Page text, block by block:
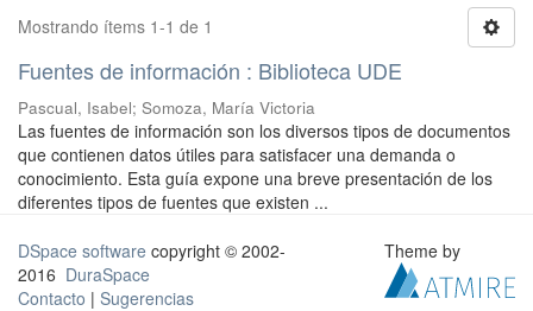
Mostrando ítems 1-1 de 1
Fuentes de información : Biblioteca UDE
Pascual, Isabel; Somoza, María Victoria
Las fuentes de información son los diversos tipos de documentos
que contienen datos útiles para satisfacer una demanda o
conocimiento. Esta guía expone una breve presentación de los
diferentes tipos de fuentes que existen ...
DSpace software copyright © 2002-
2016 DuraSpace
Contacto | Sugerencias
Theme by